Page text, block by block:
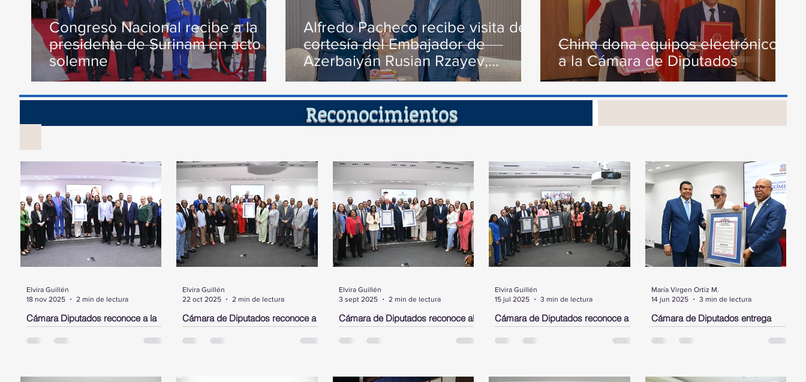
Congreso Nacional recibe a la
presidenta de Surinam en acto
solemne
Alfredo Pacheco recibe visita de
cortesía del Embajador de
Azerbaiyán Rusian Rzayev,
conversan varios temas de
interés
China dona equipos electrónicos
a la Cámara de Diputados
Reconocimientos
Cámara Diputados reconoce a la
dominicana, Cristina Contreras,
radicada en NY, por su trayectoria y
Diputados, entregó este martes un
Elvira Guillén
18 nov 2025
2 min de lectura
Cámara de Diputados reconoce a
Laura Jiménez Pimentel,
dominicana destacada en los
Elvira Guillén
22 oct 2025
2 min de lectura
Cámara de Diputados reconoce al
neurocirujano José Antonio
Peguero Calzada y al cantante de
Diputados, en un acto encabezado
Elvira Guillén
3 sept 2025
2 min de lectura
Cámara de Diputados reconoce a
Rubby Pérez, a los bomberos del
DN y a un alto ejecutivo de JP
Diputados entregó este martes tres
Elvira Guillén
15 jul 2025
3 min de lectura
Cámara de Diputados entrega
pergamino de reconocimiento a
Delio Gómez Ochoa
Diputados entregó un pergamino de
María Virgen Ortíz M.
14 jun 2025
3 min de lectura